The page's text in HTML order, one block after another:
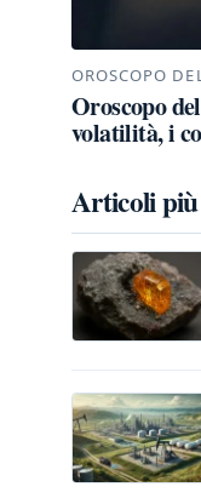
OROSCOPO
Oroscopo
volatilità, i
Articoli